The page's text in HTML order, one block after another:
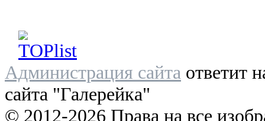
Администрация сайта ответит
сайта "Галерейка"
© 2012-2026 Права на все